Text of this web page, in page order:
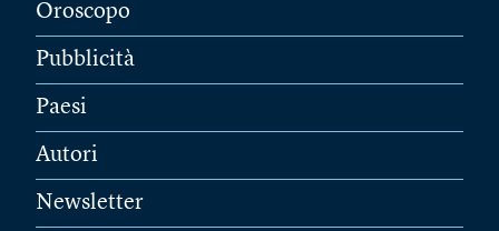
Oroscopo
Pubblicità
Paesi
Autori
Newsletter